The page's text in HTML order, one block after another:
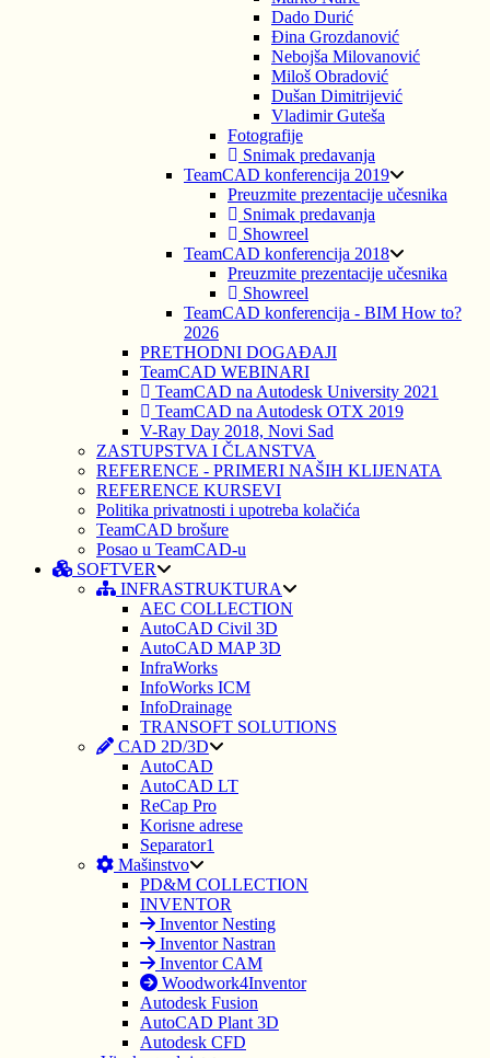
Dado Durić
Đina Grozdanović
Nebojša Milovanović
Miloš Obradović
Dušan Dimitrijević
Vladimir Guteša
Fotografije
Snimak predavanja
TeamCAD konferencija 2019
Preuzmite prezentacije učesnika
Snimak predavanja
Showreel
TeamCAD konferencija 2018
Preuzmite prezentacije učesnika
Showreel
TeamCAD konferencija - BIM How to?
2026
PRETHODNI DOGAĐAJI
TeamCAD WEBINARI
TeamCAD na Autodesk University 2021
TeamCAD na Autodesk OTX 2019
V-Ray Day 2018, Novi Sad
ZASTUPSTVA I ČLANSTVA
REFERENCE - PRIMERI NAŠIH KLIJENATA
REFERENCE KURSEVI
Politika privatnosti i upotreba kolačića
TeamCAD brošure
Posao u TeamCAD-u
SOFTVER
INFRASTRUKTURA
AEC COLLECTION
AutoCAD Civil 3D
AutoCAD MAP 3D
InfraWorks
InfoWorks ICM
InfoDrainage
TRANSOFT SOLUTIONS
CAD 2D/3D
AutoCAD
AutoCAD LT
ReCap Pro
Korisne adrese
Separator1
Mašinstvo
PD&M COLLECTION
INVENTOR
Inventor Nesting
Inventor Nastran
Inventor CAM
Woodwork4Inventor
Autodesk Fusion
AutoCAD Plant 3D
Autodesk CFD